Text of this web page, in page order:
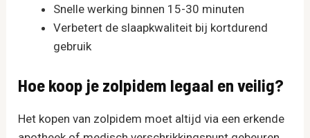
Snelle werking binnen 15-30 minuten
Verbetert de slaapkwaliteit bij kortdurend
gebruik
Hoe koop je zolpidem legaal en veilig?
Het kopen van zolpidem moet altijd via een erkende